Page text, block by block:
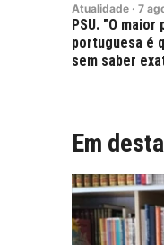
Atualidade · 7
PSU. "O maior
portuguesa é
sem saber
Em